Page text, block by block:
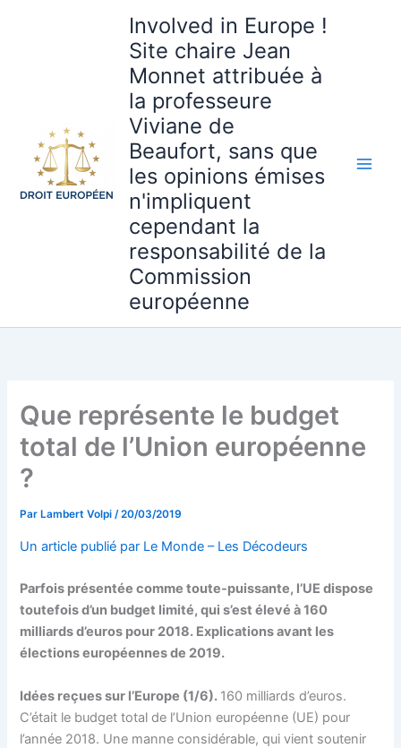
Involved in Europe !
Site chaire Jean
Monnet attribuée à
la professeure
Viviane de
Beaufort, sans que
les opinions émises
n'impliquent
cependant la
responsabilité de la
Commission
européenne
Que représente le budget
total de l’Union européenne
?
Par Lambert Volpi/20/03/2019
Un article publié par Le Monde – Les Décodeurs
Parfois présentée comme toute-puissante, l’UE dispose
toutefois d’un budget limité, qui s’est élevé à 160
milliards d’euros pour 2018. Explications avant les
élections européennes de 2019.
Idées reçues sur l’Europe (1/6). 160 milliards d’euros.
C’était le budget total de l’Union européenne (UE) pour
l’année 2018. Une manne considérable, qui vient soutenir